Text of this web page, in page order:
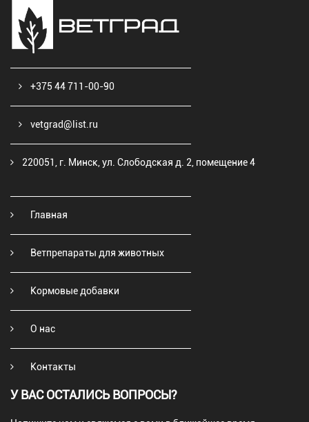
+375 44 711-00-90
vetgrad@list.ru
220051, г. Минск, ул. Слободская д. 2, помещение 4
Главная
Ветпрепараты для животных
Кормовые добавки
О нас
Контакты
У ВАС ОСТАЛИСЬ ВОПРОСЫ?